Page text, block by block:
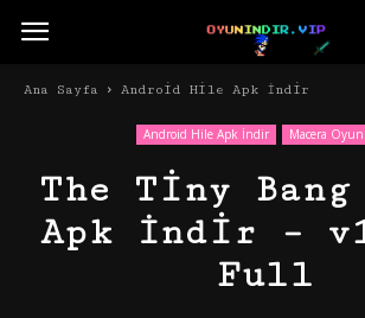
Ana Sayfa Android Hile Apk İndir
Android Hile Apk İndir Macera
The Tiny
Apk İndir –
Full